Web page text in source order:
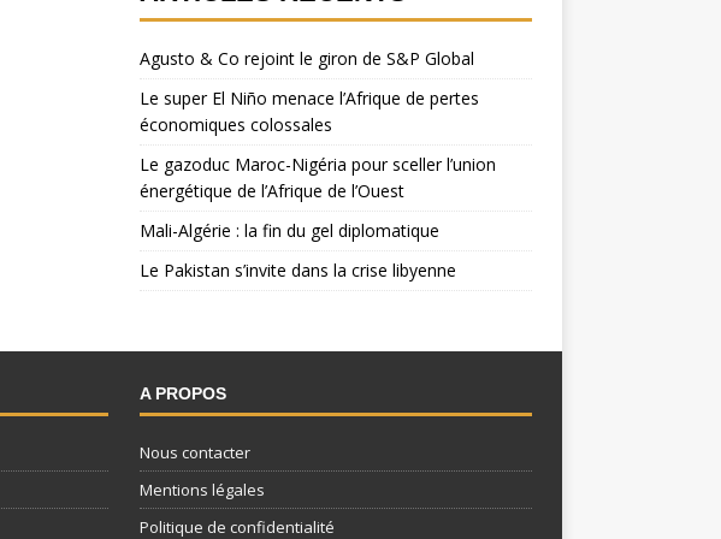
Agusto & Co rejoint le giron de S&P Global
Le super El Niño menace l’Afrique de pertes
économiques colossales
Le gazoduc Maroc-Nigéria pour sceller l’union
énergétique de l’Afrique de l’Ouest
Mali-Algérie : la fin du gel diplomatique
Le Pakistan s’invite dans la crise libyenne
A PROPOS
Nous contacter
Mentions légales
Politique de confidentialité